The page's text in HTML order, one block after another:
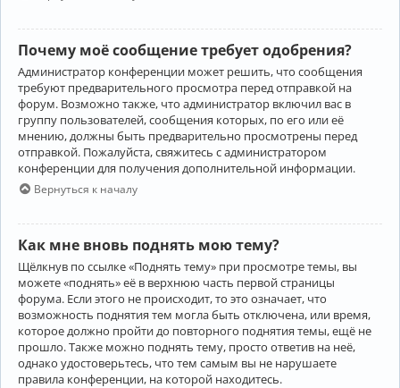
Почему моё сообщение требует одобрения?
Администратор конференции может решить, что сообщения
требуют предварительного просмотра перед отправкой на
форум. Возможно также, что администратор включил вас в
группу пользователей, сообщения которых, по его или её
мнению, должны быть предварительно просмотрены перед
отправкой. Пожалуйста, свяжитесь с администратором
конференции для получения дополнительной информации.
Вернуться к началу
Как мне вновь поднять мою тему?
Щёлкнув по ссылке «Поднять тему» при просмотре темы, вы
можете «поднять» её в верхнюю часть первой страницы
форума. Если этого не происходит, то это означает, что
возможность поднятия тем могла быть отключена, или время,
которое должно пройти до повторного поднятия темы, ещё не
прошло. Также можно поднять тему, просто ответив на неё,
однако удостоверьтесь, что тем самым вы не нарушаете
правила конференции, на которой находитесь.